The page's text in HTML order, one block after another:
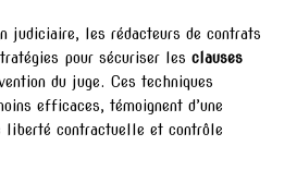
judiciaire, les rédacteurs de contrats
pour sécuriser les clauses
du juge. Ces techniques
efficaces, témoignent d’une
liberté contractuelle et contrôle